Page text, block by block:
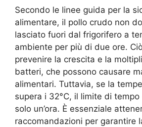
Secondo le linee guida per la
alimentare, il pollo crudo non
lasciato fuori dal frigorifero a
ambiente per più di due ore.
prevenire la crescita e la
batteri, che possono causare
alimentari. Tuttavia, se la
supera i 32°C, il limite di
solo un’ora. È essenziale
raccomandazioni per garantire